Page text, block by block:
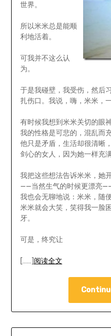
世界。
所以米米总是能顺
利地活着。
可我并不这么认
为。
于是我碰壁，我受伤，然后
扎伤口。我说，嗨，米米，
有时候我想到米米关切的眼
我的性格是可悲的，混乱而
他只是矛盾，生活却很清晰
剑心的女人，因为她一样充满
我把这些想法告诉米米，她
——当然生气的时候更漂亮
我也会无聊地说：米米，随
米米就会大笑，笑得我一脸
牙。
可是，终究让
[……] 阅读全文